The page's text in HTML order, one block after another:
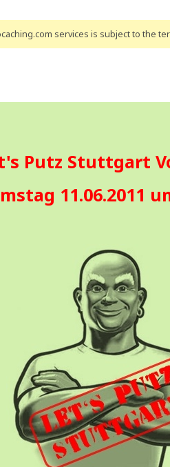
services is subject to the
Putz Stuttgart
11.06.2011